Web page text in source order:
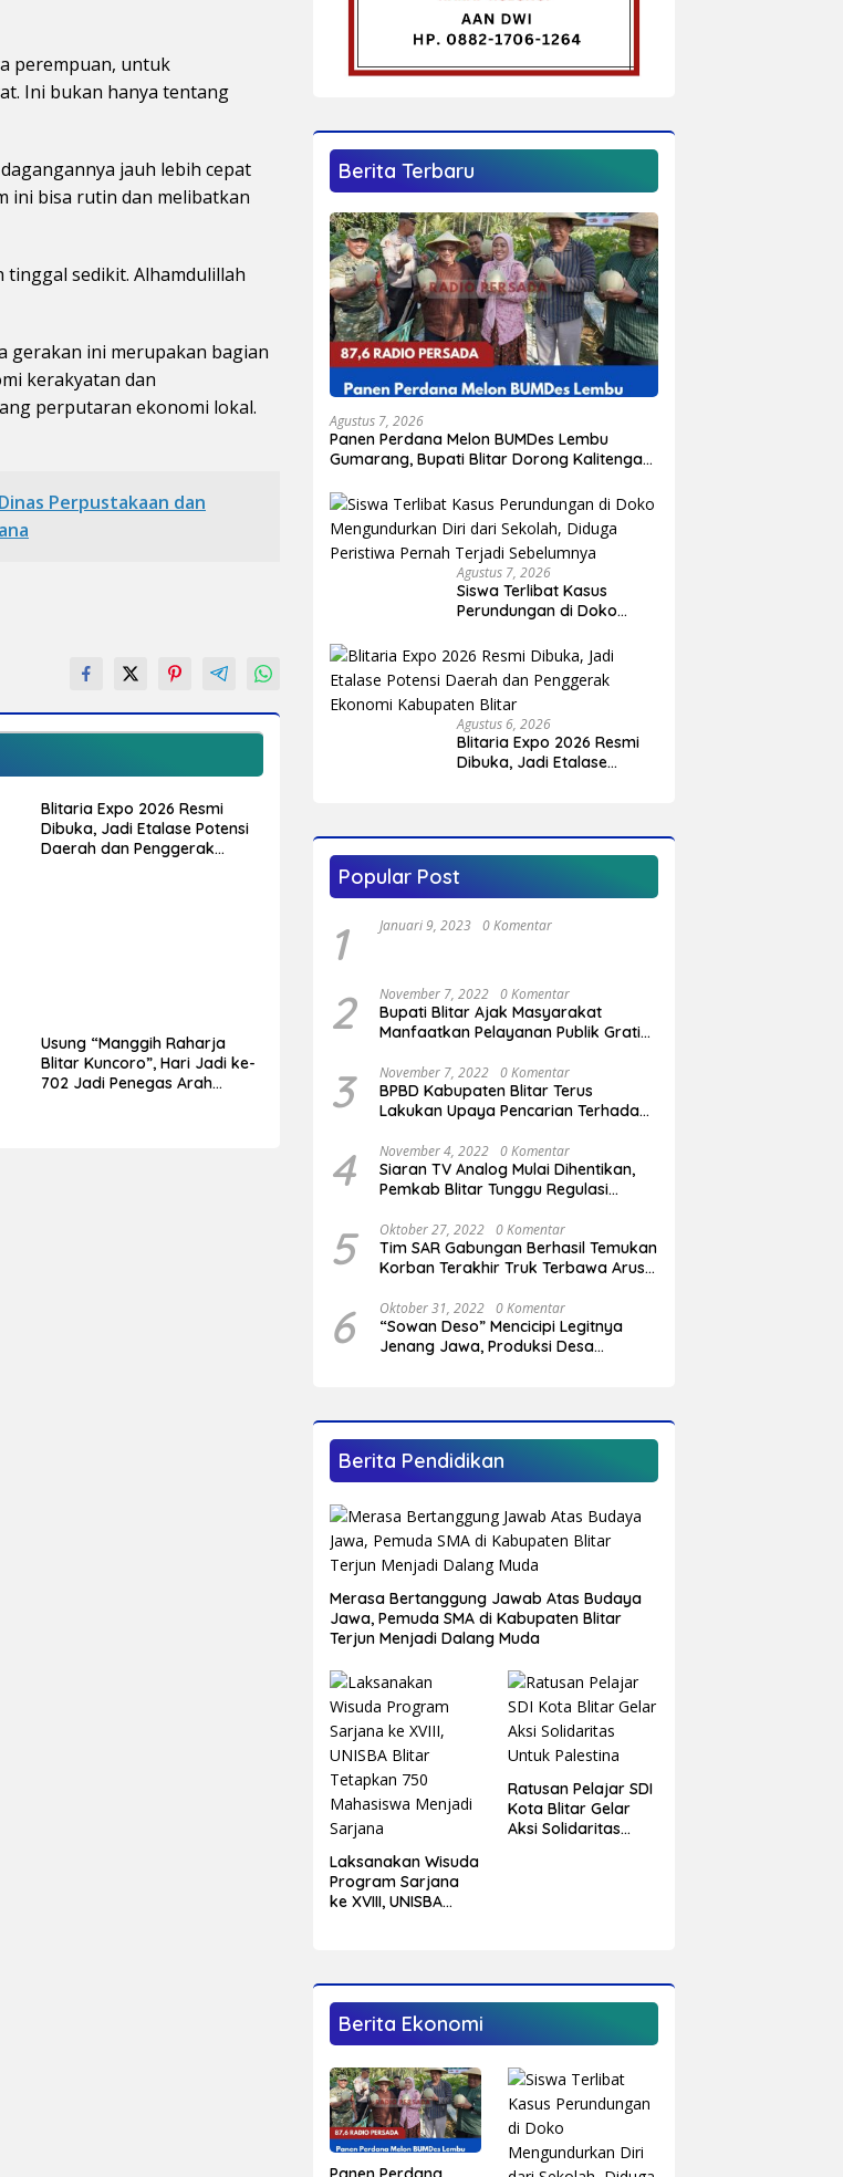
perempuan, untuk
Ini bukan hanya tentang
jauh lebih cepat
ini bisa rutin dan melibatkan
tinggal sedikit. Alhamdulillah
gerakan ini merupakan bagian
kerakyatan dan
perputaran ekonomi lokal.
Perpustakaan dan
Blitaria Expo 2026 Resmi
Dibuka, Jadi Etalase Potensi
Daerah dan Penggerak
Usung “Manggih Raharja
Blitar Kuncoro”, Hari Jadi ke-
702 Jadi Penegas Arah
Berita Terbaru
Agustus 7, 2026
Panen Perdana Melon BUMDes Lembu
Gumarang, Bupati Blitar Dorong Kalitengah
Agustus 7, 2026
Siswa Terlibat Kasus
Perundungan di Doko
Sekolah, Diduga Peristiwa
Pernah Terjadi
Sebelumnya
Agustus 6, 2026
Blitaria Expo 2026 Resmi
Dibuka, Jadi Etalase
Popular Post
1 Januari 9, 2023 0 Komentar
2 November 7, 2022 0 Komentar
Bupati Blitar Ajak Masyarakat
Manfaatkan Pelayanan Publik Gratis
Desa/Kelurahan
3 November 7, 2022 0 Komentar
BPBD Kabupaten Blitar Terus
Lakukan Upaya Pencarian Terhadap
Serang
4 November 4, 2022 0 Komentar
Siaran TV Analog Mulai Dihentikan,
Pemkab Blitar Tunggu Regulasi
5 Oktober 27, 2022 0 Komentar
Tim SAR Gabungan Berhasil Temukan
Korban Terakhir Truk Terbawa Arus
6 Oktober 31, 2022 0 Komentar
“Sowan Deso” Mencicipi Legitnya
Jenang Jawa, Produksi Desa
Berita Pendidikan
Merasa Bertanggung Jawab Atas Budaya
Jawa, Pemuda SMA di Kabupaten Blitar
Terjun Menjadi Dalang Muda
Laksanakan Wisuda
Program Sarjana
ke XVIII, UNISBA
Ratusan Pelajar SDI
Kota Blitar Gelar
Aksi Solidaritas
Berita Ekonomi